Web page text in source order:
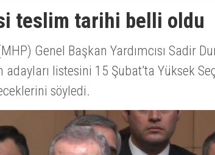
teslim tarihi belli oldu
Genel Başkan Yardımcısı Sadir
listesini 15 Şubat’ta Yüksek
söyledi.